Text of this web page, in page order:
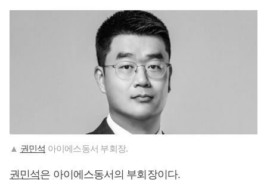
▲ 권민석 아이에스동서 부회장.
권민석은 아이에스동서의 부회장이다.